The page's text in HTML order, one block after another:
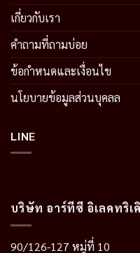
เกี่ยวกับเรา
คำถามที่ถามบ่อย
ข้อกำหนดและเงื่อนไข
นโยบายข้อมูลส่วนบุคลล
LINE
บริษัท อาร์ทีซี อิเลคทริเ
90/126-127 หมู่ที่ 10